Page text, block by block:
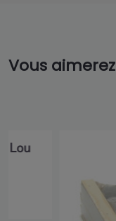
Vous
Lou